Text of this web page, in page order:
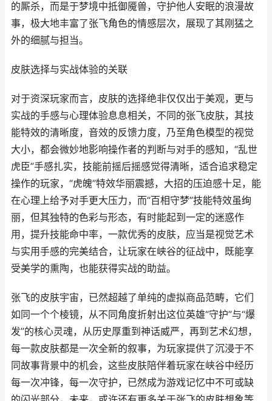
的厮杀，而是于梦境中抵御魇兽，守护他人安眠的浪漫故
事，极大地丰富了张飞角色的情感层次，展现了其刚猛之
外的细腻与担当。
皮肤选择与实战体验的关联
对于资深玩家而言，皮肤的选择绝非仅仅出于美观，更与
实战的手感与心理体验息息相关，不同的张飞皮肤，其技
能特效的清晰度，音效的反馈力度，乃至角色模型的视觉
大小，都会微妙地影响操作者的判断与对手的感知，“乱世
虎臣”手感扎实，技能前摇后摇感觉得清晰，适合追求稳定
操作的玩家，“虎魄”特效华丽震撼，大招的压迫感十足，能
在心理上给予对手更大压力，而“百相守梦”技能特效虽绚
丽，但其独特的色彩与形态，有时能起到一定的迷惑作
用，提升技能命中率，一款优秀的皮肤，应当是视觉艺术
与实用手感的完美结合，让玩家在峡谷的征战中，既能享
受美学的熏陶，也能获得实战的助益。
张飞的皮肤宇宙，已然超越了单纯的虚拟商品范畴，它们
如同一个个棱镜，从不同角度折射出这位英雄“守护”与“爆
发”的核心灵魂，从历史厚重到神话威严，再到艺术幻想，
每一款皮肤都是一次全新的叙事，为玩家提供了沉浸于不
同故事背景中的机会，这些皮肤陪伴着玩家在峡谷中经历
每一次冲锋，每一次守护，已然成为游戏记忆中不可或缺